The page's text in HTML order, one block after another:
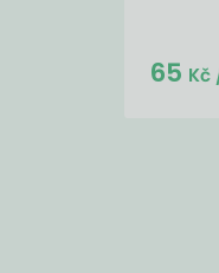
65 Kč